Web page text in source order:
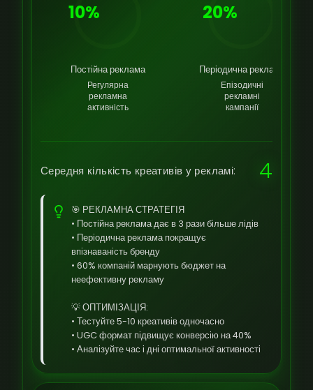
10%
Постійна реклама
Регулярна
рекламна
активність
20%
Періодична реклама
Епізодичні
рекламні
кампанії
Середня кількість креативів у рекламі: 4
🎯 РЕКЛАМНА СТРАТЕГІЯ
• Постійна реклама дає в 3 рази більше лідів
• Періодична реклама покращує
впізнаваність бренду
• 60% компаній марнують бюджет на
неефективну рекламу
💡 ОПТИМІЗАЦІЯ:
• Тестуйте 5-10 креативів одночасно
• UGC формат підвищує конверсію на 40%
• Аналізуйте час і дні оптимальної активності